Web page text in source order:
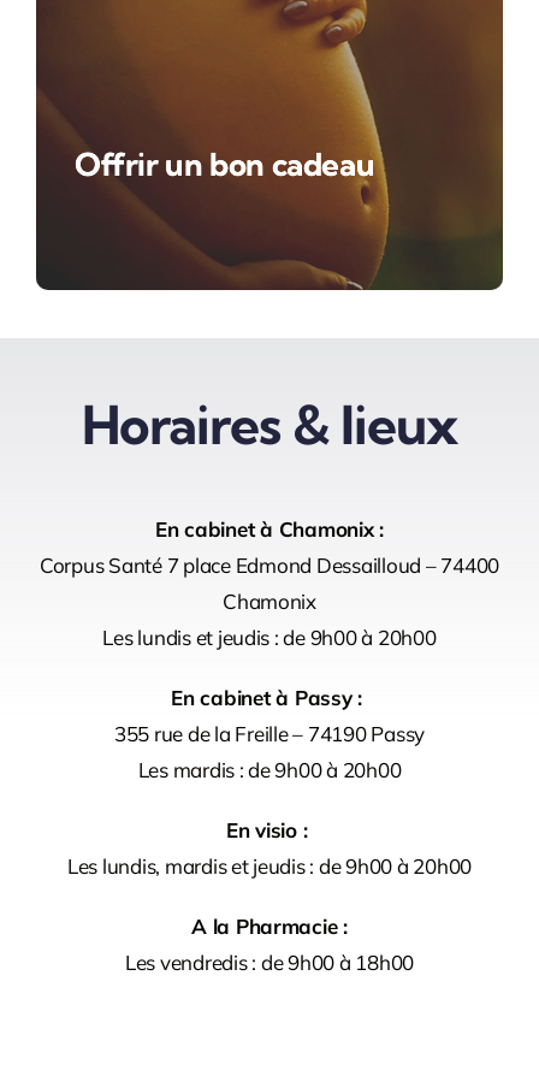
Offrir un bon cadeau
Horaires & lieux
En cabinet à Chamonix :
Corpus Santé 7 place Edmond Dessailloud – 74400
Chamonix
Les lundis et jeudis : de 9h00 à 20h00
En cabinet à Passy :
355 rue de la Freille – 74190 Passy
Les mardis : de 9h00 à 20h00
En visio :
Les lundis, mardis et jeudis : de 9h00 à 20h00
A la Pharmacie :
Les vendredis : de 9h00 à 18h00